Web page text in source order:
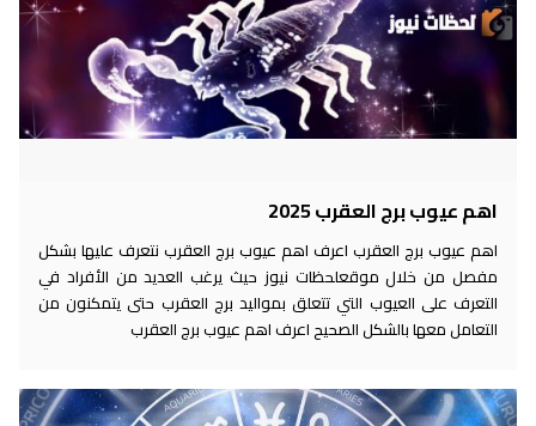
اهم عيوب برج العقرب 2025
اهم عيوب برج العقرب اعرف اهم عيوب برج العقرب نتعرف عليها بشكل
مفصل من خلال موقعلحظات نيوز حيث يرغب العديد من الأفراد في
التعرف على العيوب التي تتعلق بمواليد برج العقرب حتى يتمكنون من
التعامل معها بالشكل الصحيح اعرف اهم عيوب برج العقرب